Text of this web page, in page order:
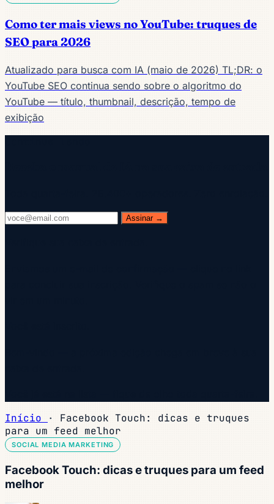
Como ter mais views no YouTube: truques de
SEO para 2026
Atualizado para busca com IA (maio de 2026) TL;DR: o
YouTube SEO continua sendo sobre o algoritmo do
YouTube — título, thumbnail, descrição, tempo de
exibição
Assinar →
Início ·
Facebook Touch: dicas e truques
para um feed melhor
SOCIAL MEDIA MARKETING
Facebook Touch: dicas e truques para um feed
melhor